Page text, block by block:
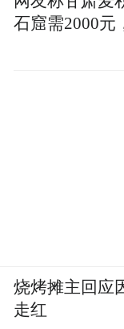
石窟需2000元
烧烤摊主回应
走红